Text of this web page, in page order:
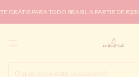
PARA TODO BRASIL A PARTIR DE R$300,00